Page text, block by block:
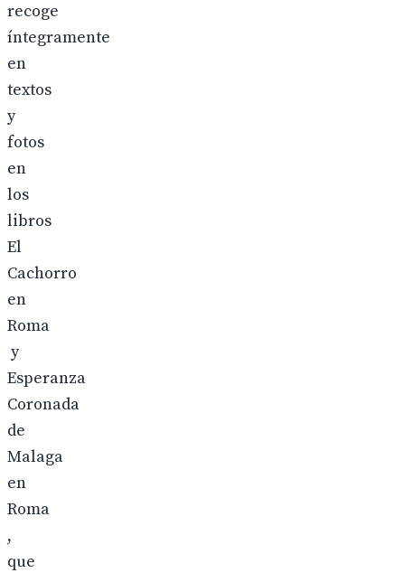
recoge
íntegramente
en
textos
y
fotos
en
los
libros
El
Cachorro
en
Roma
y
Esperanza
Coronada
de
Malaga
en
Roma
,
que